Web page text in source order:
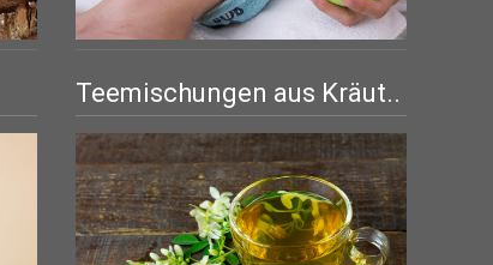
Teemischungen aus Kräut..